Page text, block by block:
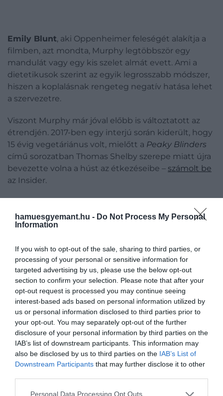
hamuesgyemant.hu - Do Not Process My Personal
Information
If you wish to opt-out of the sale, sharing to third parties, or
processing of your personal or sensitive information for
targeted advertising by us, please use the below opt-out
section to confirm your selection. Please note that after your
opt-out request is processed you may continue seeing
interest-based ads based on personal information utilized by
us or personal information disclosed to third parties prior to
your opt-out. You may separately opt-out of the further
disclosure of your personal information by third parties on the
IAB’s list of downstream participants. This information may
also be disclosed by us to third parties on the IAB’s List of
Downstream Participants that may further disclose it to other
Please note that this website/app uses one or more Google
Personal Data Processing Opt Outs
Emily Blunt, aki Oppenheimer feleségét alakítja a
filmben, azt mondta, Murphy legtöbbször egy
mandulát vagy egy kis szelet almát evett. Ami a
dietetikusok szerint az egyik legrosszabb módszer,
hiszen a koplalásnak rengeteg negatív hatása lehet
a szervezetre.
Viszont Murphy már jóval előbb is változtatott az
étrendjén. 2017-ben egy interjú során kiderült, hogy
15 évig vegetáriánus volt, mielőtt a Peaky Blinders
című sorozatban Thomas Shelby szerepe miatt újra
bevezette volna a húst az étkezéseibe – számolt be
az Insider.
Ez is érdekelhet: Oppenheimer: az ember, aki
emberiséget – kritika
Körülbelül 15 évig
vegetáriánus voltam. De ez
soha nem volt erkölcsi
döntés. Inkább azért, mert
aggódtam, hogy elkapom a